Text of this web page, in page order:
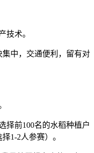
技术。
中，交通便利，留有对
择前100名的水稻种植户
1-2人参赛）。